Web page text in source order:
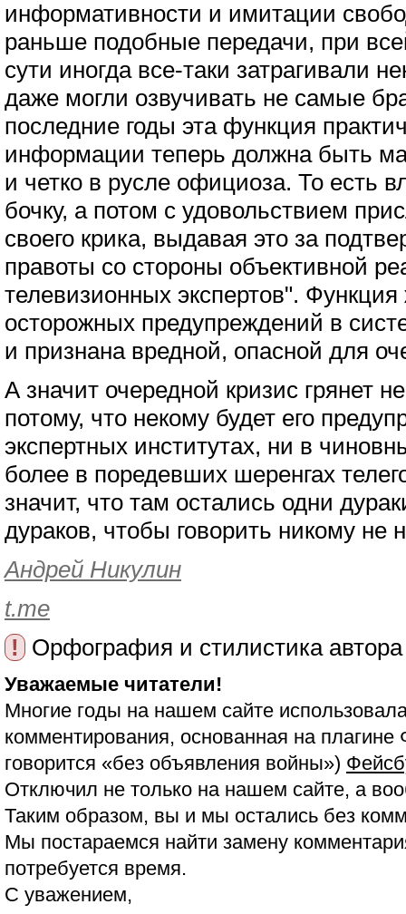
информативности и имитации
раньше подобные передачи, при
сути иногда все-таки затрагивали
даже могли озвучивать не самые
последние годы эта функция
информации теперь должна быть
и четко в русле официоза. То есть
бочку, а потом с удовольствием
своего крика, выдавая это за
правоты со стороны объективной
телевизионных экспертов".
осторожных предупреждений в
и признана вредной, опасной для
А значит очередной кризис грянет
потому, что некому будет его
экспертных институтах, ни в
более в поредевших шеренгах
значит, что там остались одни
дураков, чтобы говорить никому не
Андрей Никулин
t.me
!
Орфография и стилистика
Уважаемые читатели!
Многие годы на нашем сайте
комментирования, основанная на
говорится «без объявления войны»)
Отключил не только на нашем сайте, а
Таким образом, вы и мы остались без
Мы постараемся найти замену
потребуется время.
С уважением,